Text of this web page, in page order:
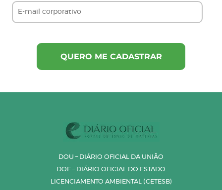
DOU – DIÁRIO OFICIAL DA UNIÃO
DOE – DIÁRIO OFICIAL DO ESTADO
LICENCIAMENTO AMBIENTAL (CETESB)